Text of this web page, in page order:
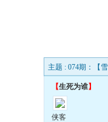
主题 : 074期：【
【生死为谁】
侠客